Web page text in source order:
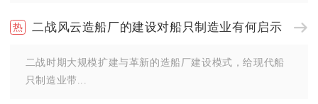
二战风云造船厂的建设对船只制造业有何启示
二战时期大规模扩建与革新的造船厂建设模式，给现代船
只制造业带...